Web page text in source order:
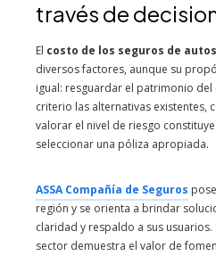
través de
El costo de los seguros de autos
diversos factores, aunque su
igual: resguardar el patrimonio
criterio las alternativas existentes,
valorar el nivel de riesgo
seleccionar una póliza apropiada.
ASSA Compañía de Seguros
región y se orienta a brindar
claridad y respaldo a sus
sector demuestra el valor de